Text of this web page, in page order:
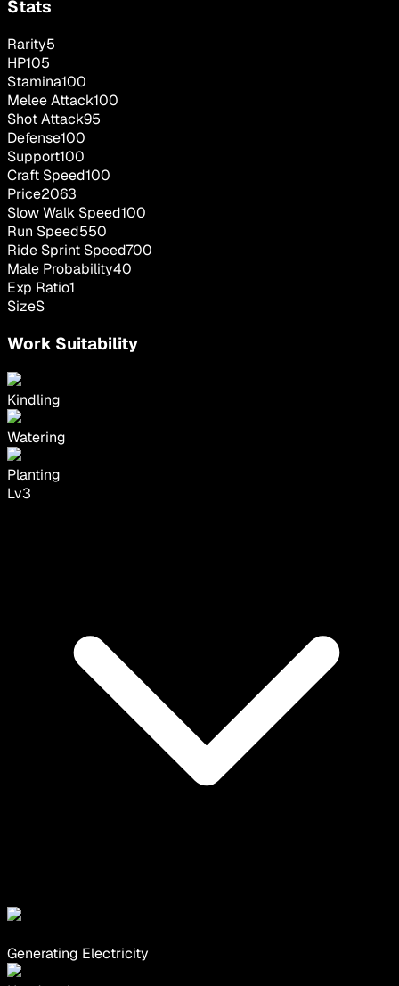
Stats
Rarity5
HP105
Stamina100
Melee Attack100
Shot Attack95
Defense100
Support100
Craft Speed100
Price2063
Slow Walk Speed100
Run Speed550
Ride Sprint Speed700
Male Probability40
Exp Ratio1
SizeS
Work Suitability
Kindling
Watering
Planting
Lv3
Generating Electricity